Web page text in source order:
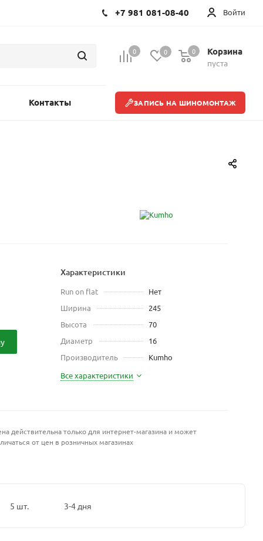
Войти
+7 981 081-08-40
0 0 Корзина
пуста
0
Контакты ЗАПИСЬ НА ШИНОМОНТАЖ
Характеристики
Run on flat
Нет
Ширина
245
Высота
70
Диаметр
16
Производитель
Kumho
Все характеристики
действительна только для интернет-магазина и может
от цен в розничных магазинах
5 шт. 3-4 дня